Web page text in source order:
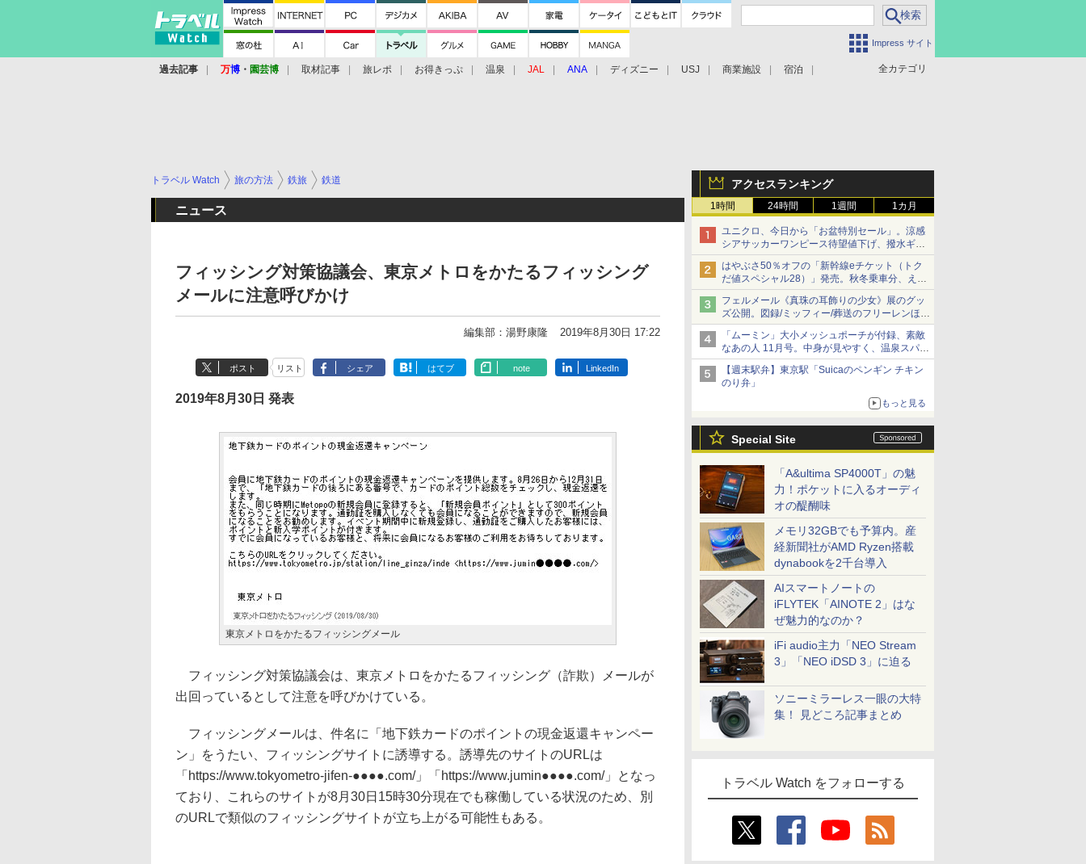
Impress サイト
全カテゴリ
過去記事 万博 ・ 園芸博 取材記事 旅レポ お得きっぷ 温泉 JAL ANA ディズニー USJ 商業施設 宿泊
アクセスランキング
1時間 24時間 1週間 1カ月
ユニクロ、今日から「お盆特別セール」。涼感
シアサッカーワンピース待望値下げ、撥水ギア
ショーツは1990円に
はやぶさ50％オフの「新幹線eチケット（トク
だ値スペシャル28）」発売。秋冬乗車分、えき
ねっと限定
フェルメール《真珠の耳飾りの少女》展のグッ
ズ公開。図録/ミッフィー/葬送のフリーレンほ
か、注目ブランドコラボが実現
「ムーミン」大小メッシュポーチが付録、素敵
なあの人 11月号。中身が見やすく、温泉スパに
も使える
【週末駅弁】東京駅「Suicaのペンギン チキン
のり弁」
もっと見る
Special Site
「A&ultima SP4000T」の魅
力！ポケットに入るオーディ
オの醍醐味
メモリ32GBでも予算内。産
経新聞社がAMD Ryzen搭載
dynabookを2千台導入
AIスマートノートの
iFLYTEK「AINOTE 2」はな
ぜ魅力的なのか？
iFi audio主力「NEO Stream
3」「NEO iDSD 3」に迫る
ソニーミラーレス一眼の大特
集！ 見どころ記事まとめ
トラベル Watch をフォローする
トラベル Watch 旅の方法 鉄旅 鉄道
ニュース
フィッシング対策協議会、東京メトロをかたるフィッシング
メールに注意呼びかけ
編集部：湯野康隆 2019年8月30日 17:22
ポスト リスト シェア はてブ note LinkedIn
2019年8月30日 発表
東京メトロをかたるフィッシングメール
フィッシング対策協議会は、東京メトロをかたるフィッシング（詐欺）メールが
出回っているとして注意を呼びかけている。
フィッシングメールは、件名に「地下鉄カードのポイントの現金返還キャンペー
ン」をうたい、フィッシングサイトに誘導する。誘導先のサイトのURLは
「https://www.tokyometro-jifen-●●●●.com/」「https://www.jumin●●●●.com/」となっ
ており、これらのサイトが8月30日15時30分現在でも稼働している状況のため、別
のURLで類似のフィッシングサイトが立ち上がる可能性もある。